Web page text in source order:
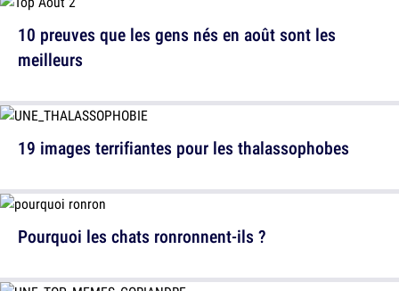
19 images terrifiantes pour les thalassophobes
10 preuves que les gens nés en août sont les
meilleurs
Pourquoi les chats ronronnent-ils ?